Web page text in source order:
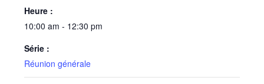
Heure :
10:00 am - 12:30 pm
Série :
Réunion générale